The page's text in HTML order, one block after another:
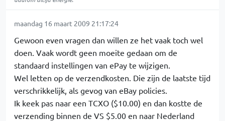
maandag 16 maart 2009 21:17:24
Gewoon even vragen dan willen ze het vaak toch wel
doen. Vaak wordt geen moeite gedaan om de
standaard instellingen van ePay te wijzigen.
Wel letten op de verzendkosten. Die zijn de laatste tijd
verschrikkelijk, als gevog van eBay policies.
Ik keek pas naar een TCXO ($10.00) en dan kostte de
verzending binnen de VS $5.00 en naar Nederland